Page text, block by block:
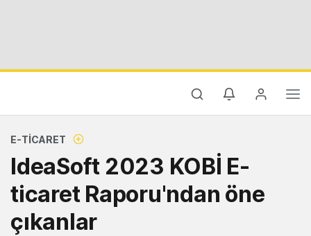
E-TICARET
IdeaSoft 2023 KOBİ E-
ticaret Raporu'ndan öne
çıkanlar